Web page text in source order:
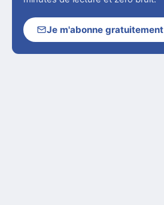
Je m'abonne gratuitement